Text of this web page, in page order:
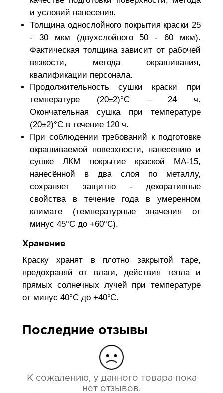
и условий нанесения.
Толщина однослойного покрытия краски 25
- 30 мкм (двухслойного 50 - 60 мкм).
Фактическая толщина зависит от рабочей
вязкости, метода окрашивания,
квалификации персонала.
Продолжительность сушки краски при
температуре (20±2)°С – 24 ч.
Окончательная сушка при температуре
(20±2)°С в течение 120 ч.
При соблюдении требований к подготовке
окрашиваемой поверхности, нанесению и
сушке ЛКМ покрытие краской МА-15,
нанесённой в два слоя по металлу,
сохраняет защитно - декоративные
свойства в течение года в умеренном
климате (температурные значения от
минус 45°С до +60°С).
Хранение
Краску хранят в плотно закрытой таре,
предохраняй от влаги, действия тепла и
прямых солнечных лучей при температуре
от минус 40°С до +40°С.
Последние отзывы
К сожалению, у данного товара пока
нет отзывов.